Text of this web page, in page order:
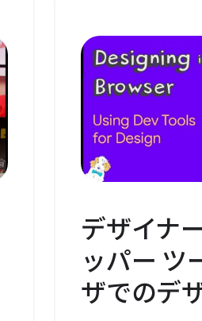
デザイナ
ッパー ツ
ザでのデ